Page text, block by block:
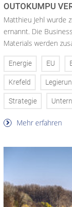
OUTOKUMPU
Matthieu Jehl wurde
ernannt. Die
Materials werden
Energie EU
Krefeld
Strategie
Mehr erfahren